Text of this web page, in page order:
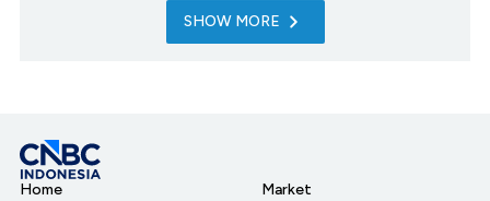
SHOW MORE
Home
Market